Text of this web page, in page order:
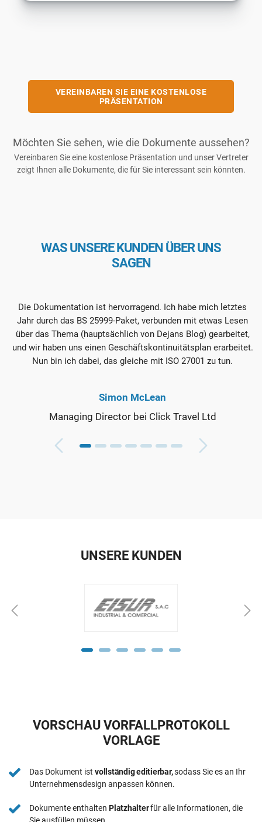
VEREINBAREN SIE EINE KOSTENLOSE
PRÄSENTATION
Möchten Sie sehen, wie die Dokumente aussehen?
Vereinbaren Sie eine kostenlose Präsentation und unser Vertreter
zeigt Ihnen alle Dokumente, die für Sie interessant sein könnten.
WAS UNSERE KUNDEN ÜBER UNS
SAGEN
Die Dokumentation ist hervorragend. Ich habe mich letztes
Jahr durch das BS 25999-Paket, verbunden mit etwas Lesen
über das Thema (hauptsächlich von Dejans Blog) gearbeitet,
und wir haben uns einen Geschäftskontinuitätsplan erarbeitet.
Nun bin ich dabei, das gleiche mit ISO 27001 zu tun.
Simon McLean
Managing Director bei Click Travel Ltd
UNSERE KUNDEN
VORSCHAU VORFALLPROTOKOLL
VORLAGE
Das Dokument ist vollständig editierbar,sodass Sie es an Ihr
Unternehmensdesign anpassen können.
Dokumente enthalten Platzhalterfür alle Informationen, die